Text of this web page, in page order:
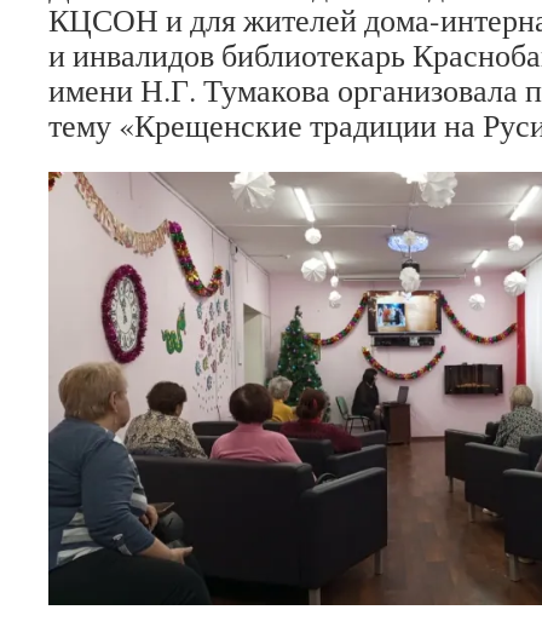
КЦСОН и для жителей дома-
и инвалидов библиотекарь
имени Н.Г. Тумакова организовала
тему «Крещенские традиции на